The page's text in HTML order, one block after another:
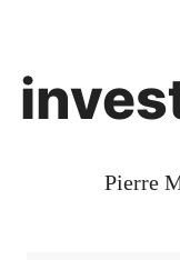
Pierre